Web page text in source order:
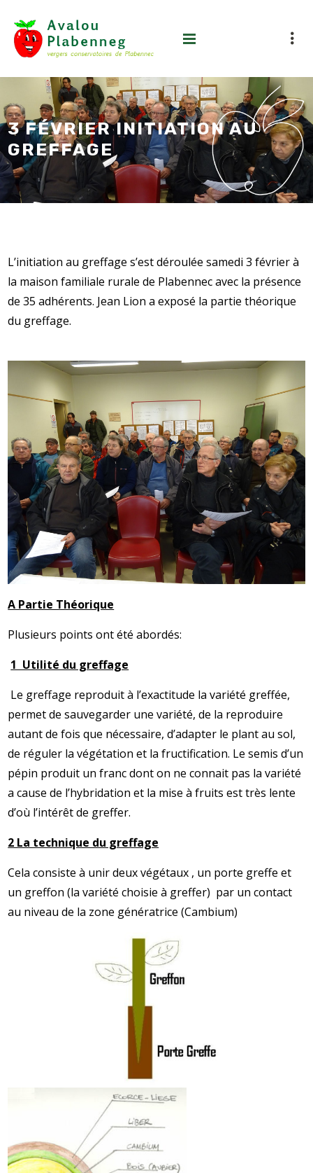
3 FÉVRIER INITIATION AU
GREFFAGE
L’initiation au greffage s’est déroulée samedi 3 février à
la maison familiale rurale de Plabennec avec la présence
de 35 adhérents. Jean Lion a exposé la partie théorique
du greffage.
A Partie Théorique
Plusieurs points ont été abordés:
1 Utilité du greffage
Le greffage reproduit à l’exactitude la variété greffée,
permet de sauvegarder une variété, de la reproduire
autant de fois que nécessaire, d’adapter le plant au sol,
de réguler la végétation et la fructification. Le semis d’un
pépin produit un franc dont on ne connait pas la variété
a cause de l’hybridation et la mise à fruits est très lente
d’où l’intérêt de greffer.
2 La technique du greffage
Cela consiste à unir deux végétaux , un porte greffe et
un greffon (la variété choisie à greffer) par un contact
au niveau de la zone génératrice (Cambium)